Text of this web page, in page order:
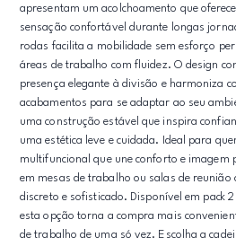
apresentam um acolchoamento que
sensação confortável durante longas
rodas facilita a mobilidade sem esforço
áreas de trabalho com fluidez. O design
presença elegante à divisão e harmoniza
acabamentos para se adaptar ao seu
uma construção estável que inspira
uma estética leve e cuidada. Ideal para
multifuncional que une conforto e imagem
em mesas de trabalho ou salas de reunião
discreto e sofisticado. Disponível em pack
esta opção torna a compra mais
de trabalho de uma só vez. Escolha a